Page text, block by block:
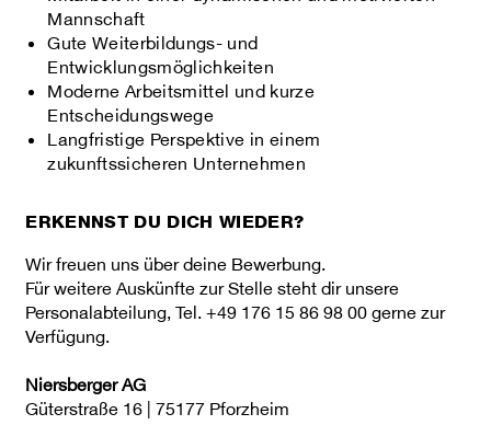
Mannschaft
Gute Weiterbildungs‑ und
Entwicklungsmöglichkeiten
Moderne Arbeitsmittel und kurze
Entscheidungswege
Langfristige Perspektive in einem
zukunftssicheren Unternehmen
ERKENNST DU DICH WIEDER?
Wir freuen uns über deine Bewerbung.
Für weitere Auskünfte zur Stelle steht dir unsere
Personalabteilung, Tel. +49 176 15 86 98 00 gerne zur
Verfügung.
Niersberger AG
Güterstraße 16 | 75177 Pforzheim